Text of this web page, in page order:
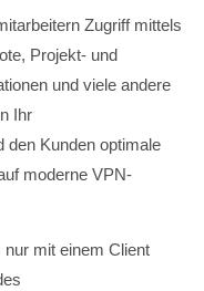
Zugriff mittels
Projekt- und
und viele andere
Ihr
den Kunden optimale
moderne VPN-
mit einem Client